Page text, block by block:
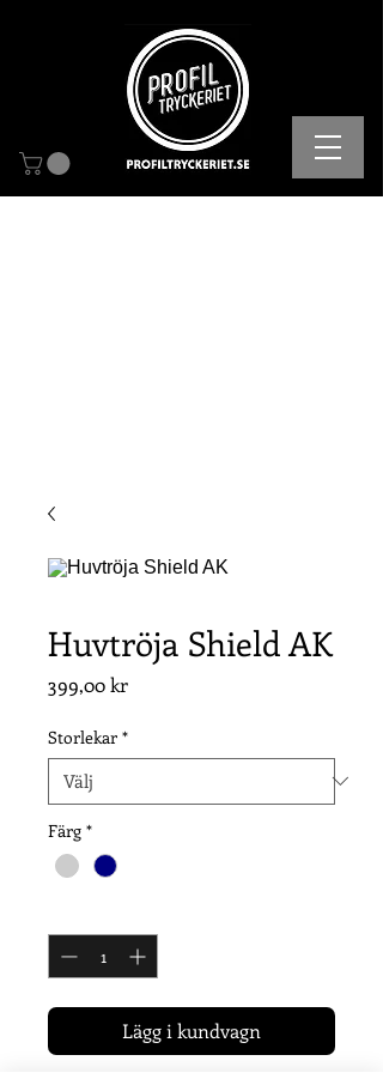
Huvtröja Shield AK
399,00 krPris
Storlekar *
Färg *
Lägg i kundvagn